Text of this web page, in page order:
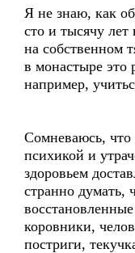
Я не знаю, как
сто и тысячу лет
на собственном
в монастыре это
например,
Сомневаюсь, что
психикой и
здоровьем
странно думать,
коровники,
постриги,